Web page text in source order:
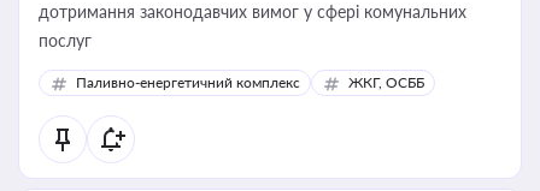
дотримання законодавчих вимог у сфері комунальних
послуг
Паливно-енергетичний комплекс ЖКГ, ОСББ